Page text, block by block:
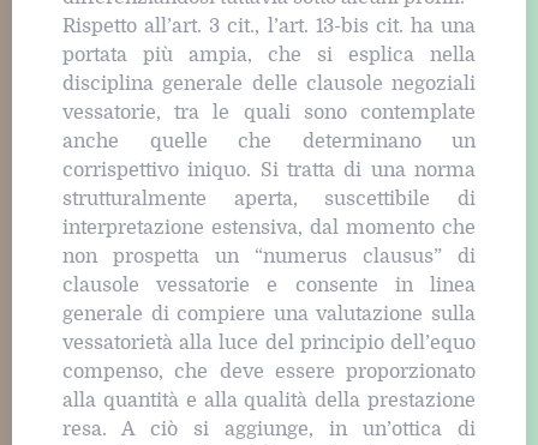
Rispetto all’art. 3 cit., l’art. 13-bis cit. ha una
portata più ampia, che si esplica nella
disciplina generale delle clausole negoziali
vessatorie, tra le quali sono contemplate
anche quelle che determinano un
corrispettivo iniquo. Si tratta di una norma
strutturalmente aperta, suscettibile di
interpretazione estensiva, dal momento che
non prospetta un “numerus clausus” di
clausole vessatorie e consente in linea
generale di compiere una valutazione sulla
vessatorietà alla luce del principio dell’equo
compenso, che deve essere proporzionato
alla quantità e alla qualità della prestazione
resa. A ciò si aggiunge, in un’ottica di